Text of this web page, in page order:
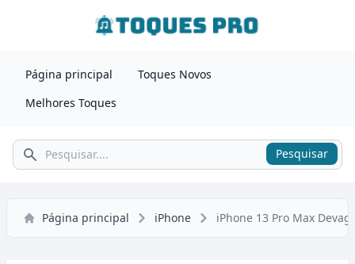
Página principal
Toques Novos
Melhores Toques
Pesquisar Pesquisar
Página principal iPhone iPhone 13 Pro Max